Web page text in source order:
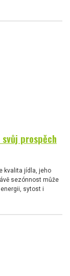
prospěch
kvalita jídla, jeho
sezónnost může
sytost i